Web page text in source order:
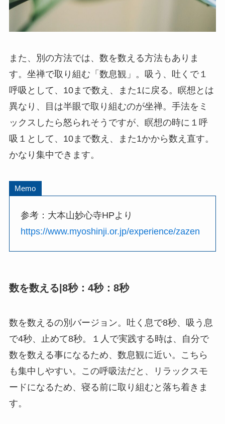
また、別の方法では、数を数える方法もありま
す。坐禅で取り組む「数息観」。吸う、吐くで１
呼吸として、10まで数え、また1に戻る。瞑想とは
異なり、目は半眼で取り組むのが坐禅。手法をミ
ックスしたら怒られそうですが、瞑想の時に１呼
吸１として、10まで数え、また1かから数え直す。
かなり集中できます。
Memo
参考：大本山妙心寺HPより
https://www.myoshinji.or.jp/experience/zazen
数を数える|8秒：4秒：8秒
数を数えるの別バージョン。吐く息で8秒、吸う息
で4秒、止めて8秒。１人で実践する時は、自分で
数を数える事になるため、数息観に近い。こちら
も集中しやすい。この呼吸法だと、リラックスモ
ードになるため、寝る前に取り組むと落ち着きま
す。